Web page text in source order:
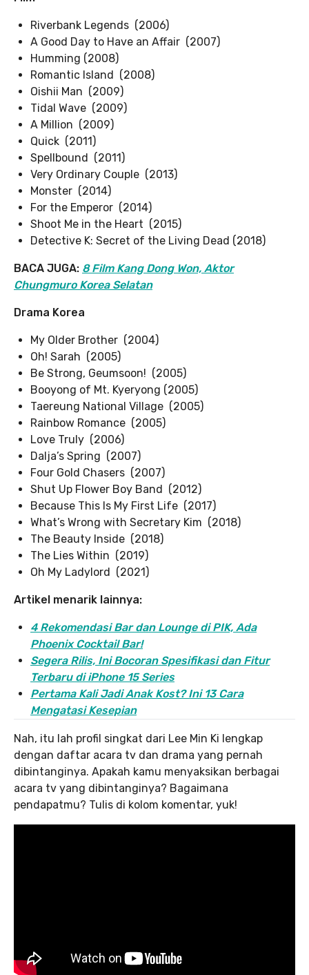
Riverbank Legends (2006)
A Good Day to Have an Affair (2007)
Humming (2008)
Romantic Island (2008)
Oishii Man (2009)
Tidal Wave (2009)
A Million (2009)
Quick (2011)
Spellbound (2011)
Very Ordinary Couple (2013)
Monster (2014)
For the Emperor (2014)
Shoot Me in the Heart (2015)
Detective K: Secret of the Living Dead (2018)
BACA JUGA: 8 Film Kang Dong Won, Aktor
Chungmuro Korea Selatan
Drama Korea
My Older Brother (2004)
Oh! Sarah (2005)
Be Strong, Geumsoon! (2005)
Booyong of Mt. Kyeryong (2005)
Taereung National Village (2005)
Rainbow Romance (2005)
Love Truly (2006)
Dalja’s Spring (2007)
Four Gold Chasers (2007)
Shut Up Flower Boy Band (2012)
Because This Is My First Life (2017)
What’s Wrong with Secretary Kim (2018)
The Beauty Inside (2018)
The Lies Within (2019)
Oh My Ladylord (2021)
Artikel menarik lainnya:
4 Rekomendasi Bar dan Lounge di PIK, Ada
Phoenix Cocktail Bar!
Segera Rilis, Ini Bocoran Spesifikasi dan Fitur
Terbaru di iPhone 15 Series
Pertama Kali Jadi Anak Kost? Ini 13 Cara
Mengatasi Kesepian
Nah, itu lah profil singkat dari Lee Min Ki lengkap
dengan daftar acara tv dan drama yang pernah
dibintanginya. Apakah kamu menyaksikan berbagai
acara tv yang dibintanginya? Bagaimana
pendapatmu? Tulis di kolom komentar, yuk!